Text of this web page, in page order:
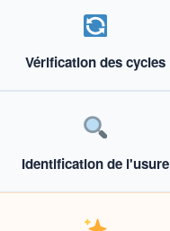
Vérification des cycles
Identification de l'usure